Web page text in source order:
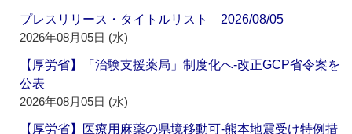
プレスリリース・タイトルリスト 2026/08/05
2026年08月05日 (水)
【厚労省】「治験支援薬局」制度化へ‐改正GCP省令案を
公表
2026年08月05日 (水)
【厚労省】医療用麻薬の県境移動可‐熊本地震受け特例措